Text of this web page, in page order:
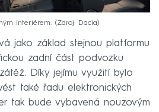
interiérem. Zdroj: Dacia
jako základ stejnou platformu
zadní část podvozku
Díky jejímu využití bylo
také řadu elektronických
tak bude vybavená nouzovým